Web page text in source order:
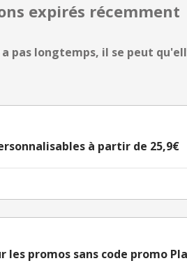
expirés récemment
pas longtemps, il se peut
à partir de 25,9€
les promos sans code promo